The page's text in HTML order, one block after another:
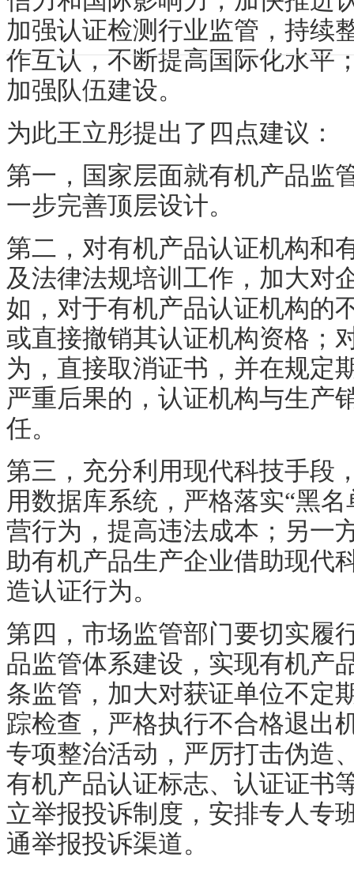
加强认证检测行业监管，持续
作互认，不断提高国际化水平
加强队伍建设。
为此王立彤提出了四点建议：
第一，国家层面就有机产品监
一步完善顶层设计。
第二，对有机产品认证机构和
及法律法规培训工作，加大对
如，对于有机产品认证机构的
或直接撤销其认证机构资格；
为，直接取消证书，并在规定
严重后果的，认证机构与生产
任。
第三，充分利用现代科技手段
用数据库系统，严格落实“黑
营行为，提高违法成本；另一
助有机产品生产企业借助现代
造认证行为。
第四，市场监管部门要切实履
品监管体系建设，实现有机产
条监管，加大对获证单位不定
踪检查，严格执行不合格退出
专项整治活动，严厉打击伪造
有机产品认证标志、认证证书
立举报投诉制度，安排专人专
通举报投诉渠道。